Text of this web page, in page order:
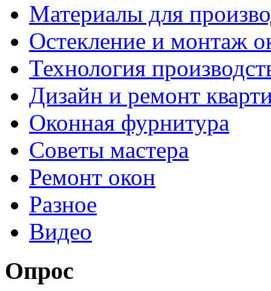
Материалы для
Остекление и монтаж
Технология
Дизайн и ремонт
Оконная фурнитура
Советы мастера
Ремонт окон
Разное
Видео
Опрос